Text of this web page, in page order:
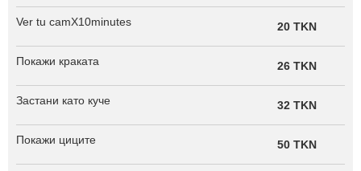
Ver tu camX10minutes 20 TKN
Покажи краката 26 TKN
Застани като куче 32 TKN
Покажи циците 50 TKN